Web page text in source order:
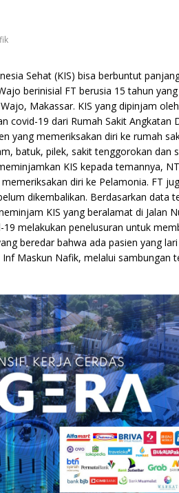
Sehat (KIS) bisa berbuntut
berinisial FT berusia 15 tahun
Makassar. KIS yang dipinjam
covid-19 dari Rumah Sakit Angkatan
yang memeriksakan diri ke rumah
batuk, pilek, sakit tenggorokan dan
KIS kepada temannya,
diri ke Pelamonia. FT
dikembalikan. Berdasarkan data
KIS yang beralamat di Jalan
melakukan penelusuran untuk
beredar bahwa ada pasien yang
Maskun Nafik, melalui sambungan